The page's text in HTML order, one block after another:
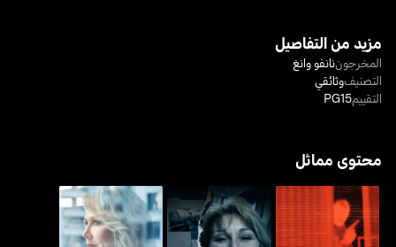
مزيد من التفاصيل
المخرجوننانفو وانغ
التصنيفوثائقي
التقييمPG15
محتوى مماثل